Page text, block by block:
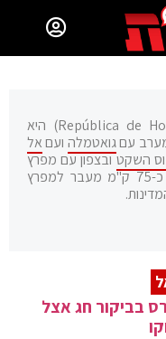
רפובליקת הונדורס (בספרדית: República de Honduras) היא
עםגואטמלה ועםאל
השקטובצפון עם מפרץ
נמצאת כ-75 ק"מ מעבר למפרץ
בביקור חג אצל